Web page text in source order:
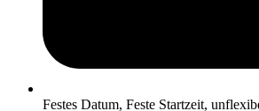
Festes Datum, Feste Startzeit,